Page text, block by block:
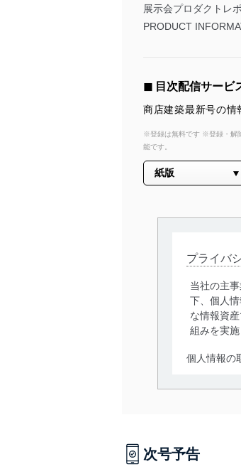
展示会プロダクトレ
PRODUCT
◼︎ 目次配信サービ
商店建築最新号の情
※登録は無料です ※登録・解
能です。
プライバ
当社の主
下、個人
な情報資
組みを実
個人情報の
当社は、
法令遵守
次号予告